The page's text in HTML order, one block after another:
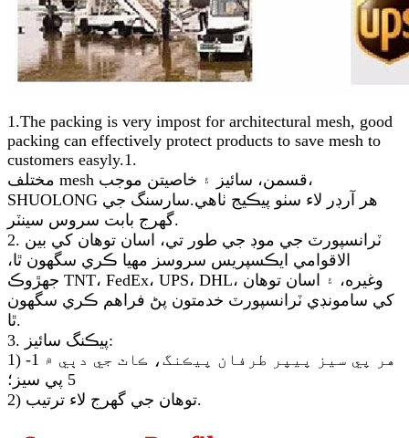
1.The packing is very impost for architectural mesh, good
packing can effectively protect products to save mesh to
customers easyly.1.
مختلف mesh قسمن، سائيز ۽ خاصيتن موجب،
SHUOLONG هر آرڊر لاء سٺو پيڪيج ٺاهي.سارسنگ جي
گهرج بابت سروس سينٽر.
2. ٽرانسپورٽ جي موڊ جي طور تي، اسان توهان کي بين
الاقوامي ايڪسپريس سروسز مهيا ڪري سگهون ٿا،
جهڙوڪ TNT، FedEx، UPS، DHL، وغيره، ۽ اسان توهان
کي سامونڊي ٽرانسپورٽ خدمتون پڻ فراهم ڪري سگهون
ٿا.
3. پيڪنگ سائيز:
1) هر پي سيز پيپر طرفان پيڪنگ، ڪاٺ جي دٻي ۾ 1-
5 پي سيز؛
2) توهان جي گهرج لاء ترتيب.